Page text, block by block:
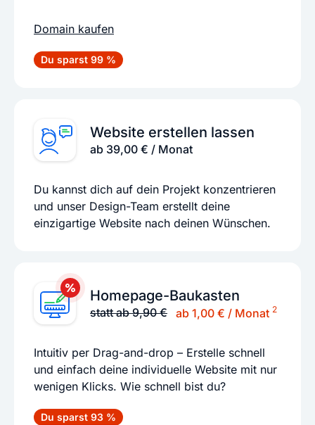
Domain kaufen
Du sparst 99 %
Website erstellen lassen
ab 39,00 € / Monat
Du kannst dich auf dein Projekt konzentrieren
und unser Design-Team erstellt deine
einzigartige Website nach deinen Wünschen.
Homepage-Baukasten
statt ab 9,90 € ab 1,00 € / Monat 2
Intuitiv per Drag-and-drop – Erstelle schnell
und einfach deine individuelle Website mit nur
wenigen Klicks. Wie schnell bist du?
Du sparst 93 %